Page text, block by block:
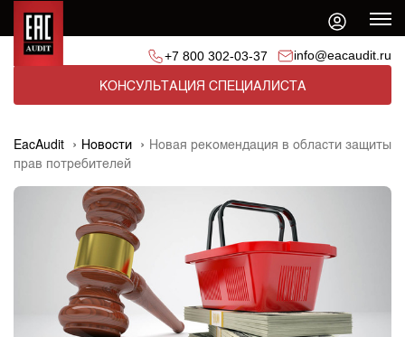
+7 800 302-03-37 info@eacaudit.ru
КОНСУЛЬТАЦИЯ СПЕЦИАЛИСТА
EacAudit Новости
Новая рекомендация в области защиты
прав потребителей